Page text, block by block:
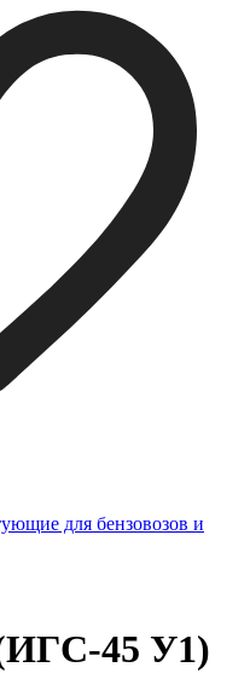
для бензовозов и
45 У1)